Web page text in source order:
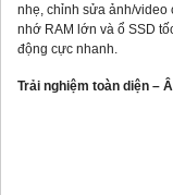
nhẹ, chỉnh sửa ảnh/video
nhớ RAM lớn và ổ SSD
động cực nhanh.
Trải nghiệm toàn diện –